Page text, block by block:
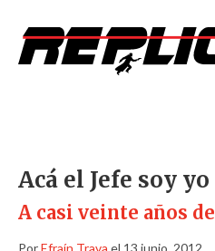
Acá el Jefe soy yo
A casi veinte años de
PorEfraín Trava el 13 junio, 2012